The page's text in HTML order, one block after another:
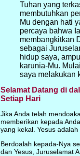
Tuhan yang
membutuhkan
Mu dengan hati
percaya bahwa
membangkitkan
sebagai
hidup saya,
karunia-Mu.
saya melakukan
Selamat Datang di
Setiap Hari
Jika Anda telah
memberikan kepada
yang kekal. Yesus
Berdoalah kepada-Nya
dan Yesus, Juruselamat